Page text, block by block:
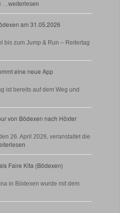
…weiterlesen
am 31.05.2026
bis zum Jump & Run – Reitertag
eine neue App
ist bereits auf dem Weg und
von Bödexen nach Höxter
26. April 2026, veranstaltet die
Faire Kita (Bödexen)
in Bödexen wurde mit dem